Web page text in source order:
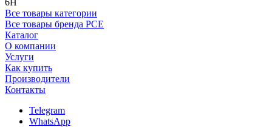
Все товары категории
Все товары бренда PCE
Каталог
О компании
Услуги
Как купить
Производители
Контакты
Telegram
WhatsApp